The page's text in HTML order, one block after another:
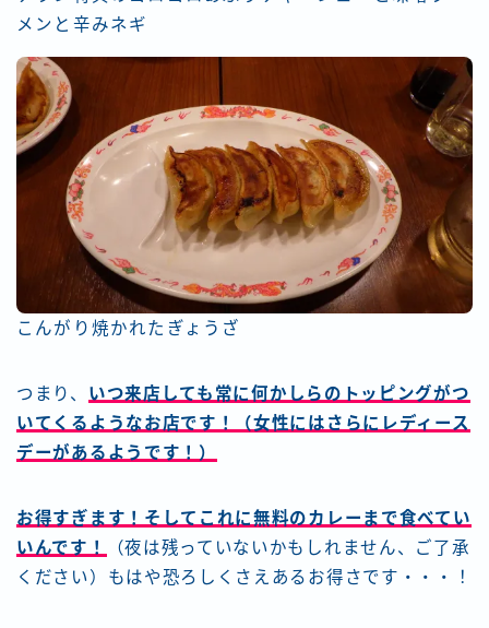
メンと辛みネギ
こんがり焼かれたぎょうざ
つまり、 いつ来店しても常に何かしらのトッピングがつ
いてくるようなお店です！（女性にはさらにレディース
デーがあるようです！）
お得すぎます！そしてこれに無料のカレーまで食べてい
いんです！
（夜は残っていないかもしれません、ご了承
ください）もはや恐ろしくさえあるお得さです・・・！